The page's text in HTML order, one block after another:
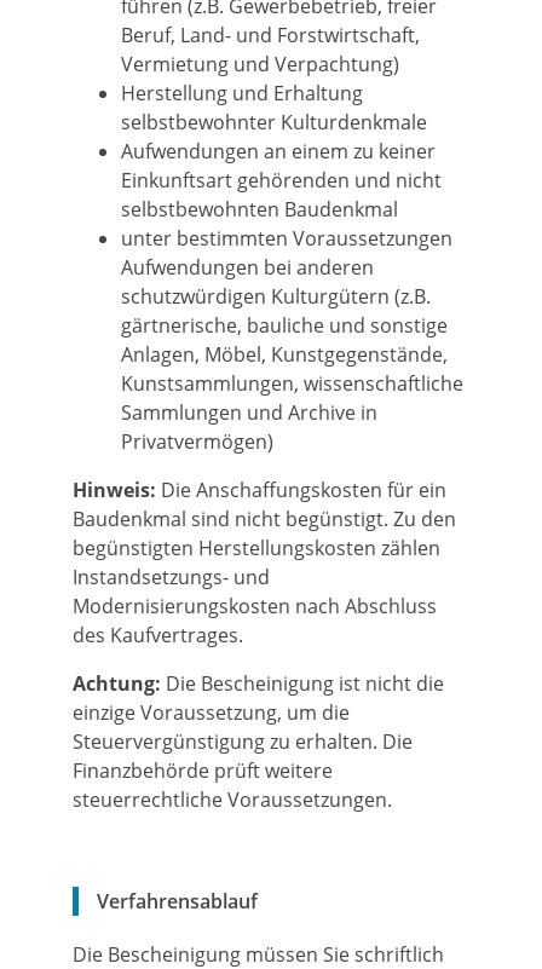
führen (z.B. Gewerbebetrieb, freier
Beruf, Land- und Forstwirtschaft,
Vermietung und Verpachtung)
Herstellung und Erhaltung
selbstbewohnter Kulturdenkmale
Aufwendungen an einem zu keiner
Einkunftsart gehörenden und nicht
selbstbewohnten Baudenkmal
unter bestimmten Voraussetzungen
Aufwendungen bei anderen
schutzwürdigen Kulturgütern (z.B.
gärtnerische, bauliche und sonstige
Anlagen, Möbel, Kunstgegenstände,
Kunstsammlungen, wissenschaftliche
Sammlungen und Archive in
Privatvermögen)
Hinweis: Die Anschaffungskosten für ein
Baudenkmal sind nicht begünstigt. Zu den
begünstigten Herstellungskosten zählen
Instandsetzungs- und
Modernisierungskosten nach Abschluss
des Kaufvertrages.
Achtung: Die Bescheinigung ist nicht die
einzige Voraussetzung, um die
Steuervergünstigung zu erhalten. Die
Finanzbehörde prüft weitere
steuerrechtliche Voraussetzungen.
Verfahrensablauf
Die Bescheinigung müssen Sie schriftlich